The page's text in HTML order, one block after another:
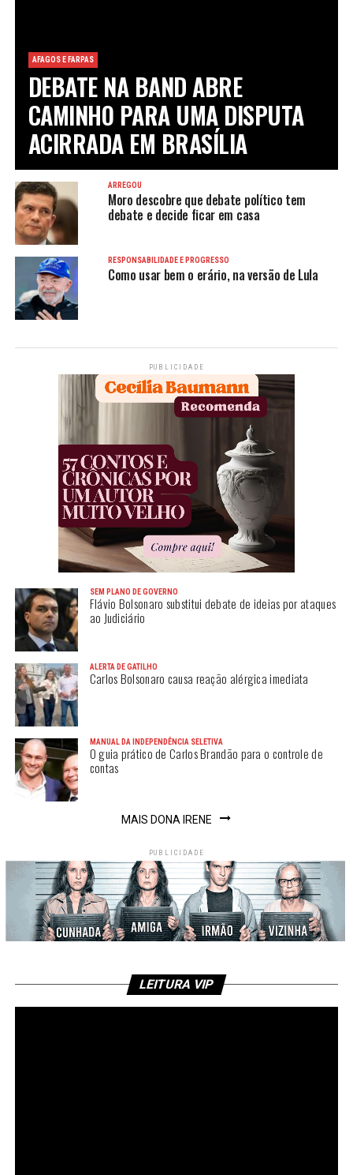
AFAGOS E FARPAS
DEBATE NA BAND ABRE
CAMINHO PARA UMA DISPUTA
ACIRRADA EM BRASÍLIA
ARREGOU
Moro descobre que debate político tem
debate e decide ficar em casa
RESPONSABILIDADE E PROGRESSO
Como usar bem o erário, na versão de Lula
PUBLICIDADE
SEM PLANO DE GOVERNO
Flávio Bolsonaro substitui debate de ideias por ataques
ao Judiciário
ALERTA DE GATILHO
Carlos Bolsonaro causa reação alérgica imediata
MANUAL DA INDEPENDÊNCIA SELETIVA
O guia prático de Carlos Brandão para o controle de
contas
MAIS DONA IRENE
PUBLICIDADE
LEITURA VIP